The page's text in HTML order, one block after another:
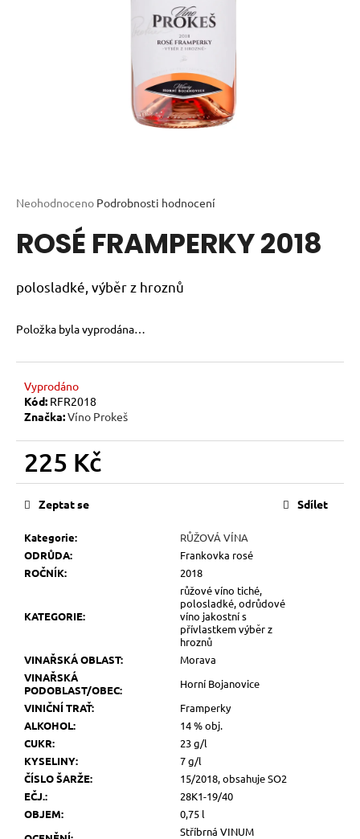
Průměrné
produktu
je
5
Neohodnoceno Podrobnosti hodnocení
ROSÉ FRAMPERKY 2018
polosladké, výběr z hroznů
Položka byla vyprodána…
Vyprodáno
Kód: RFR2018
Značka:Víno Prokeš
225 Kč
Měrná
Kategorie:
RŮŽOVÁ VÍNA
ODRŮDA:
Frankovka rosé
ROČNÍK: 2018
KATEGORIE:
růžové víno tiché,
polosladké, odrůdové
víno jakostní s
přívlastkem výběr z
hroznů
VINAŘSKÁ OBLAST:
Morava
VINAŘSKÁ
PODOBLAST/OBEC:
Horní Bojanovice
VINIČNÍ TRAŤ:
Framperky
ALKOHOL:
14 % obj.
CUKR:
23 g/l
KYSELINY:
7 g/l
ČÍSLO ŠARŽE:
15/2018, obsahuje SO2
EČJ.:
28K1-19/40
OBJEM:
0,75 l
Stříbrná VINUM
Zeptat se Sdílet
D
p
r
č
u
e
e
FRANKOVKA
2024
399
Kč